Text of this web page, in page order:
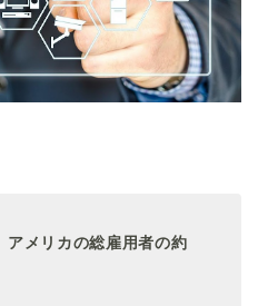
アメリカの総雇用者の約